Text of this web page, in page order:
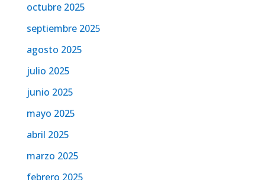
octubre 2025
septiembre 2025
agosto 2025
julio 2025
junio 2025
mayo 2025
abril 2025
marzo 2025
febrero 2025